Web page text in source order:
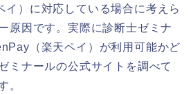
イ）に対応している場合に考えら
原因です。実際に診断士ゼミナ
（楽天ペイ）が利用可能かど
ミナールの公式サイトを調べて
。